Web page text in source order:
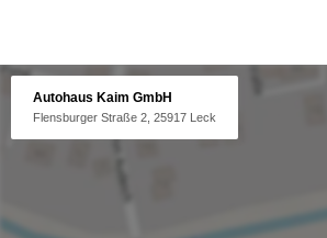
Autohaus Kaim GmbH
Flensburger Straße 2, 25917 Leck